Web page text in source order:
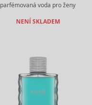
parfémovaná voda pro ženy
NENÍ SKLADEM